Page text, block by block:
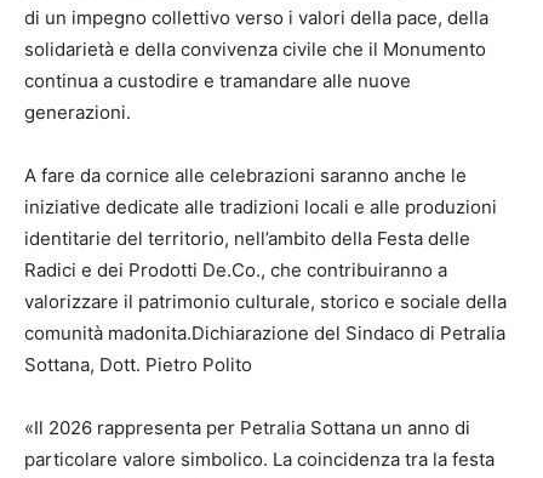
di un impegno collettivo verso i valori della pace, della
solidarietà e della convivenza civile che il Monumento
continua a custodire e tramandare alle nuove
generazioni.
A fare da cornice alle celebrazioni saranno anche le
iniziative dedicate alle tradizioni locali e alle produzioni
identitarie del territorio, nell’ambito della Festa delle
Radici e dei Prodotti De.Co., che contribuiranno a
valorizzare il patrimonio culturale, storico e sociale della
comunità madonita.Dichiarazione del Sindaco di Petralia
Sottana, Dott. Pietro Polito
«Il 2026 rappresenta per Petralia Sottana un anno di
particolare valore simbolico. La coincidenza tra la festa